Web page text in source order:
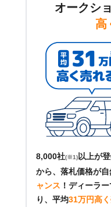
オークシ
高
8,000社(※1) 以上が
から、落札価格が自
ャンス ！ ディーラ
り、平均31万円高